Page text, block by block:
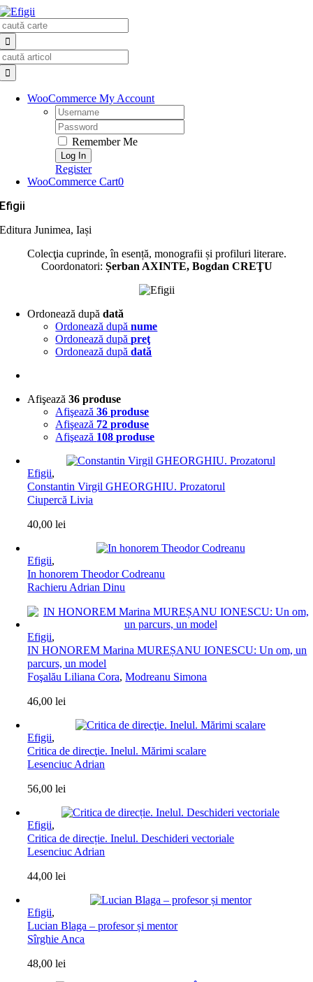
Skip
to
content
WooCommerce My Account
Username:
Password:
Remember Me
Register
WooCommerce Cart0
Efigii
Editura Junimea, Iași
Colecţia cuprinde, în esență, monografii și profiluri literare.
Coordonatori: Șerban AXINTE, Bogdan CREŢU
Ordonează dupădată
Ordonează dupănume
Ordonează dupăpreţ
Ordonează dupădată
Afişează36 produse
Afişează36 produse
Afişează 72 produse
Afişează 108 produse
Efigii,
Constantin Virgil GHEORGHIU. Prozatorul
Ciupercă Livia
40,00lei
Efigii,
In honorem Theodor Codreanu
Rachieru Adrian Dinu
Efigii,
IN HONOREM Marina MUREȘANU IONESCU: Un om, un
parcurs, un model
Foşalău Liliana Cora,Modreanu Simona
46,00lei
Efigii,
Critica de direcţie. Inelul. Mărimi scalare
Lesenciuc Adrian
56,00lei
Efigii,
Critica de direcție. Inelul. Deschideri vectoriale
Lesenciuc Adrian
44,00lei
Efigii,
Lucian Blaga – profesor și mentor
Sîrghie Anca
48,00lei